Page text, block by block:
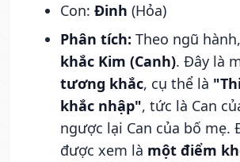
Con: Đinh (Hỏa)
Phân tích: Theo ngũ hành,
khắc Kim (Canh). Đây là
tương khắc, cụ thể là
khắc nhập", tức là Can
ngược lại Can của bố mẹ.
được xem là một điểm